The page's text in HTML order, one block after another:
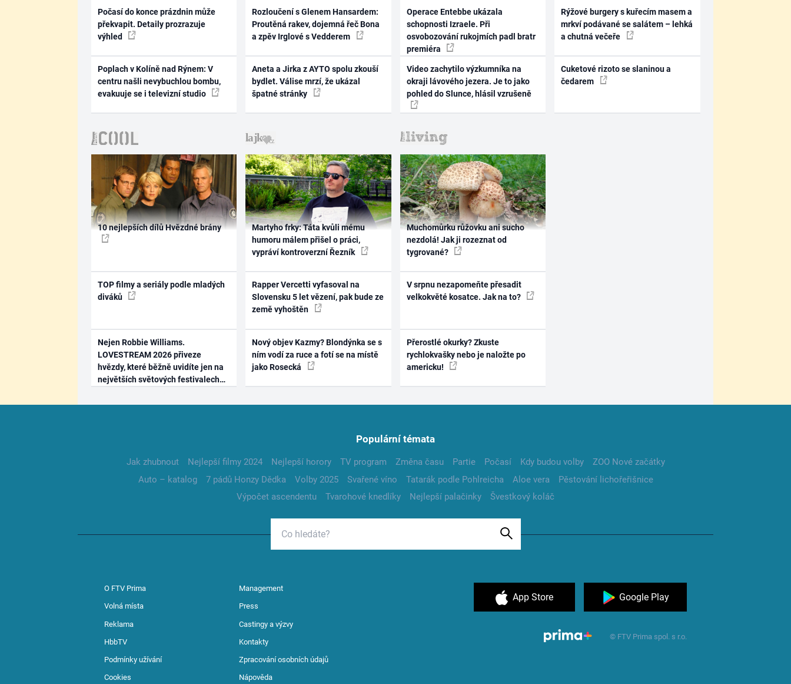
Počasí do konce prázdnin může
překvapit. Detaily prozrazuje
výhled
Poplach v Kolíně nad Rýnem: V
centru našli nevybuchlou bombu,
evakuuje se i televizní studio
Rozloučení s Glenem Hansardem:
Proutěná rakev, dojemná řeč Bona
a zpěv Irglové s Vedderem
Aneta a Jirka z AYTO spolu zkouší
bydlet. Válise mrzí, že ukázal
špatné stránky
Operace Entebbe ukázala
schopnosti Izraele. Při
osvobozování rukojmích padl bratr
premiéra
Video zachytilo výzkumníka na
okraji lávového jezera. Je to jako
pohled do Slunce, hlásil vzrušeně
Rýžové burgery s kuřecím masem a
mrkví podávané se salátem – lehká
a chutná večeře
Cuketové rizoto se slaninou a
čedarem
10 nejlepších dílů Hvězdné brány
TOP filmy a seriály podle mladých
diváků
Nejen Robbie Williams.
LOVESTREAM 2026 přiveze
hvězdy, které běžně uvidíte jen na
největších světových festivalech
Martyho frky: Táta kvůli mému
humoru málem přišel o práci,
vypráví kontroverzní Řezník
Rapper Vercetti vyfasoval na
Slovensku 5 let vězení, pak bude ze
země vyhoštěn
Nový objev Kazmy? Blondýnka se s
ním vodí za ruce a fotí se na místě
jako Rosecká
Muchomůrku růžovku ani sucho
nezdolá! Jak ji rozeznat od
tygrované?
V srpnu nezapomeňte přesadit
velkokvěté kosatce. Jak na to?
Přerostlé okurky? Zkuste
rychlokvašky nebo je naložte po
americku!
Populární témata
Jak zhubnout Nejlepší filmy 2024 Nejlepší horory TV program Změna času Partie Počasí Kdy budou volby
ZOO Nové začátky
Auto – katalog
7 pádů Honzy Dědka Volby 2025 Svařené víno Tatarák podle Pohlreicha Aloe vera
Pěstování lichořeřišnice
Výpočet ascendentu
Tvarohové knedlíky Nejlepší palačinky Švestkový koláč
O FTV Prima Management
Volná místa Press
Reklama Castingy a výzvy
HbbTV Kontakty
Podmínky užívání Zpracování osobních údajů
Cookies Nápověda
App Store Google Play
© FTV Prima spol. s r.o.